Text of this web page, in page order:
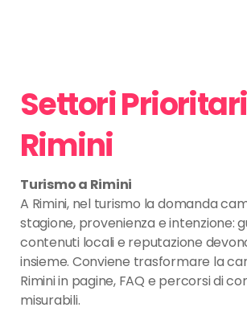
Settori
Rimini
Turismo a Rimini
A Rimini, nel turismo la domanda
stagione, provenienza e intenzione:
contenuti locali e reputazione
insieme. Conviene trasformare la
Rimini in pagine, FAQ e percorsi di
misurabili.